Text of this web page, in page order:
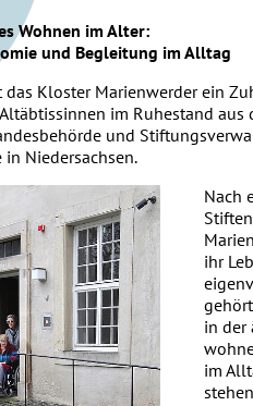
Wohnen im Alter:
und Begleitung im Alltag
das Kloster Marienwerder ein
im Ruhestand
und
Niedersachsen.
Nach
ihr
in der
im